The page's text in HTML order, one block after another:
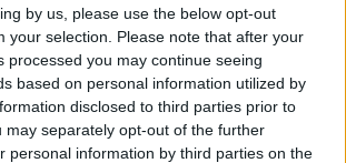
by us, please use the below opt-out
your selection. Please note that after your
processed you may continue seeing
based on personal information utilized by
disclosed to third parties prior to
may separately opt-out of the further
personal information by third parties on the